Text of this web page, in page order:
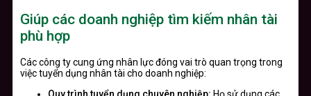
Giúp các doanh nghiệp tìm kiếm nhân tài
phù hợp
Các công ty cung ứng nhân lực đóng vai trò quan trọng trong
việc tuyển dụng nhân tài cho doanh nghiệp:
Quy trình tuyển dụng chuyên nghiệp: Họ sử dụng các